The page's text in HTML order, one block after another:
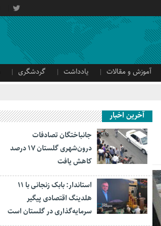
آموزش و مقالات یادداشت گردشگری
آخرین اخبار
جانباختگان تصادفات
درون‌شهری گلستان ۱۷ درصد
کاهش یافت
استاندار: بابک زنجانی با ۱۱
هلدینگ اقتصادی پیگیر
سرمایه‌گذاری در گلستان است